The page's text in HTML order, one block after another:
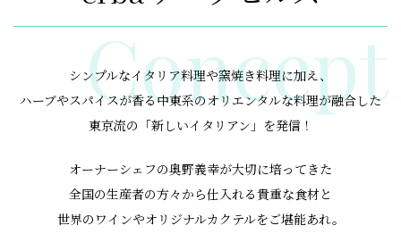
Concept
シンプルなイタリア料理や窯焼き料理に加え、
ハーブやスパイスが香る中東系のオリエンタルな料理が融合した
東京流の「新しいイタリアン」を発信！
オーナーシェフの奥野義幸が大切に培ってきた
全国の生産者の方々から仕入れる貴重な食材と
世界のワインやオリジナルカクテルをご堪能あれ。